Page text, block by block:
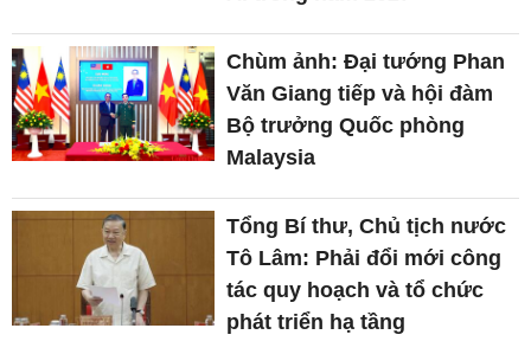
Chùm ảnh: Đại tướng Phan
Văn Giang tiếp và hội đàm
Bộ trưởng Quốc phòng
Malaysia
Tổng Bí thư, Chủ tịch nước
Tô Lâm: Phải đổi mới công
tác quy hoạch và tổ chức
phát triển hạ tầng